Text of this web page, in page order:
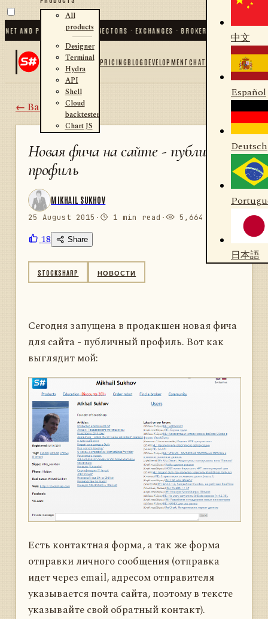
PYTHON + CONNECTORS · EXCHANGES · BROKERS · CRYPTO ✦
All
products
Designer
Terminal
Hydra
API
Shell
Cloud
backtester
Chart JS
PRICINGBLOGDEVELOPMENTCHAT
中文
Español
Deutsch
日本語
← Back
Новая фича на сайте - публичный
профиль
MIKHAIL SUKHOV
25 August 2015 · 1 min read · 5,664 views
18 Share
STOCKSHARP НОВОСТИ
Сегодня запущена в продакшен новая фича
для сайта - публичный профиль. Вот как
выглядит мой:
Есть контактная форма, а так же форма
отправки личного сообщения (отправка
идет через email, адресом отправителя
указывается почта сайта, поэтому в тексте
указывайте свой обратный контакт).